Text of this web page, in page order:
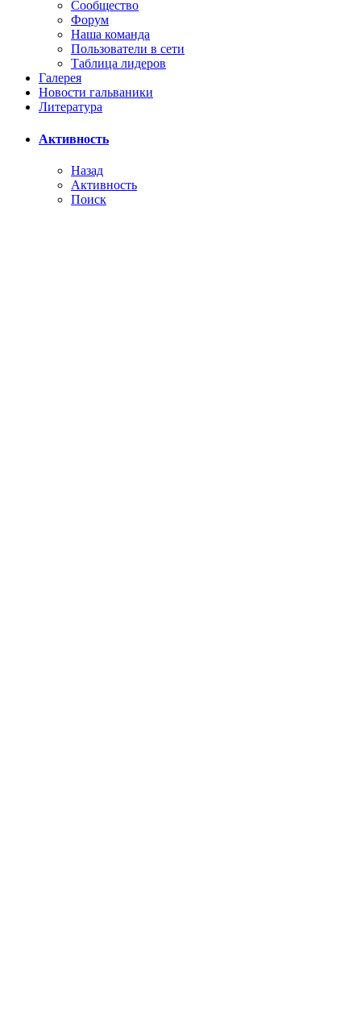
Сообщество
Форум
Наша команда
Пользователи в сети
Таблица лидеров
Галерея
Новости гальваники
Литература
Активность
Назад
Активность
Поиск